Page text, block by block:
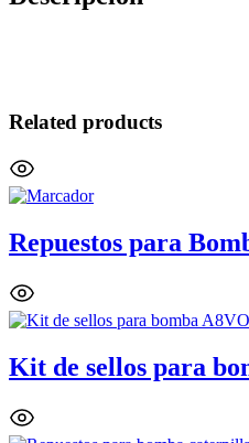
Related products
Repuestos para
Kit de sellos para